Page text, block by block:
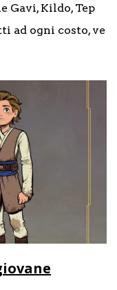
Gavi, Kildo, Tep
ad ogni costo, ve